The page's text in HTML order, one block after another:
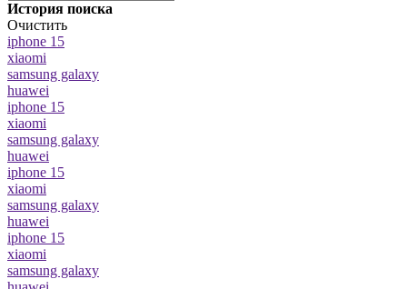
История поиска
Очистить
iphone 15
xiaomi
samsung galaxy
huawei
iphone 15
xiaomi
samsung galaxy
huawei
iphone 15
xiaomi
samsung galaxy
huawei
iphone 15
xiaomi
samsung galaxy